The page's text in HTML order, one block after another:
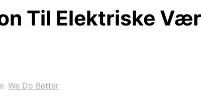
Til Elektriske
We Do Better